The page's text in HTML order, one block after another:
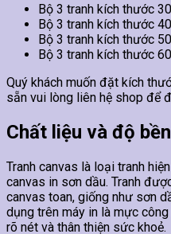
Bộ 3 tranh kích thước
Bộ 3 tranh kích thước
Bộ 3 tranh kích thước
Bộ 3 tranh kích thước
Quý khách muốn đặt kích
sẵn vui lòng liên hệ shop để
Chất liệu và độ
Tranh canvas là loại tranh
canvas in sơn dầu. Tranh
canvas toan, giống như sơn
dụng trên máy in là mực
rõ nét và thân thiện sức khoẻ.